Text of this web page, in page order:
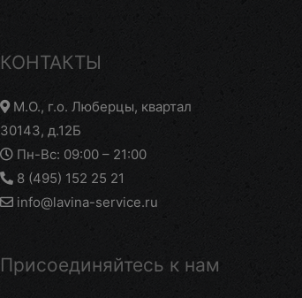
КОНТАКТЫ
М.О., г.о. Люберцы, квартал
30143, д.12Б
Пн-Вс: 09:00 – 21:00
8 (495) 152 25 21
info@lavina-service.ru
Присоединяйтесь к нам